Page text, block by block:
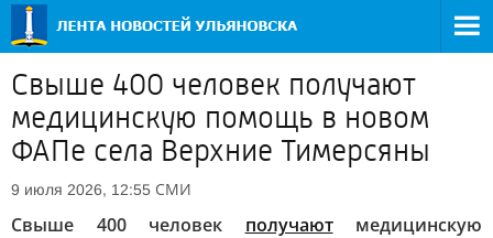
Свыше 400 человек получают
медицинскую помощь в новом
ФАПе села Верхние Тимерсяны
9 июля 2026, 12:55 СМИ
Свыше 400 человек получаютмедицинскую